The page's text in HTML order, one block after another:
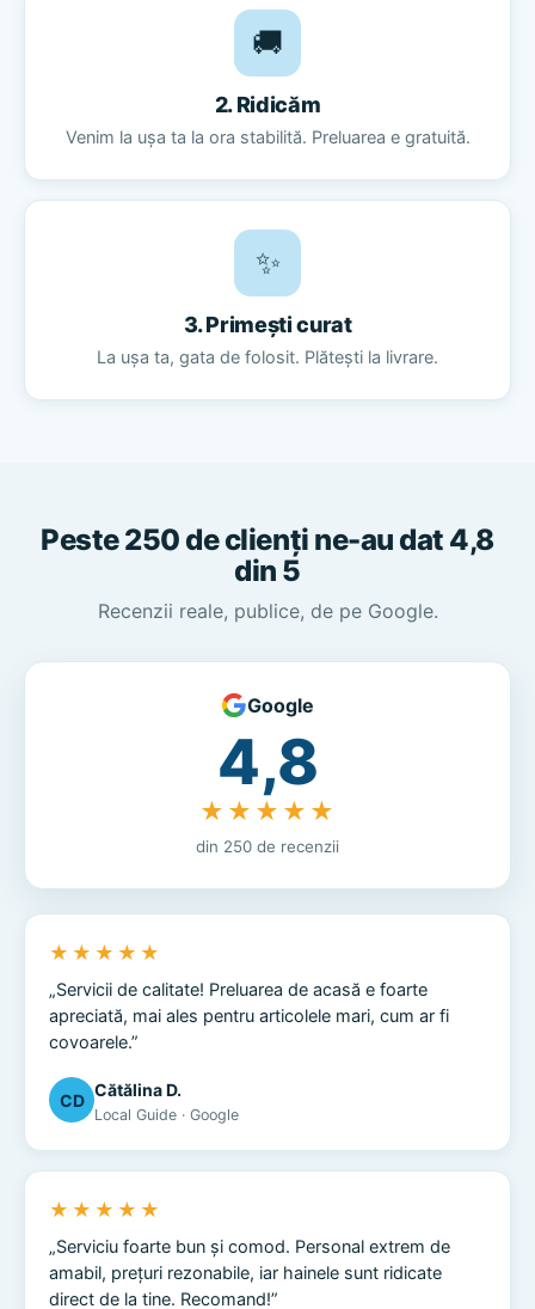
🚚
2. Ridicăm
Venim la ușa ta la ora stabilită. Preluarea e gratuită.
✨
3. Primești curat
La ușa ta, gata de folosit. Plătești la livrare.
Peste 250 de clienți ne-au dat 4,8
din 5
Recenzii reale, publice, de pe Google.
Google
4,8
★★★★★
din 250 de recenzii
★★★★★
„Servicii de calitate! Preluarea de acasă e foarte
apreciată, mai ales pentru articolele mari, cum ar fi
covoarele.”
CD
Cătălina D.
Local Guide · Google
★★★★★
„Serviciu foarte bun și comod. Personal extrem de
amabil, prețuri rezonabile, iar hainele sunt ridicate
direct de la tine. Recomand!”